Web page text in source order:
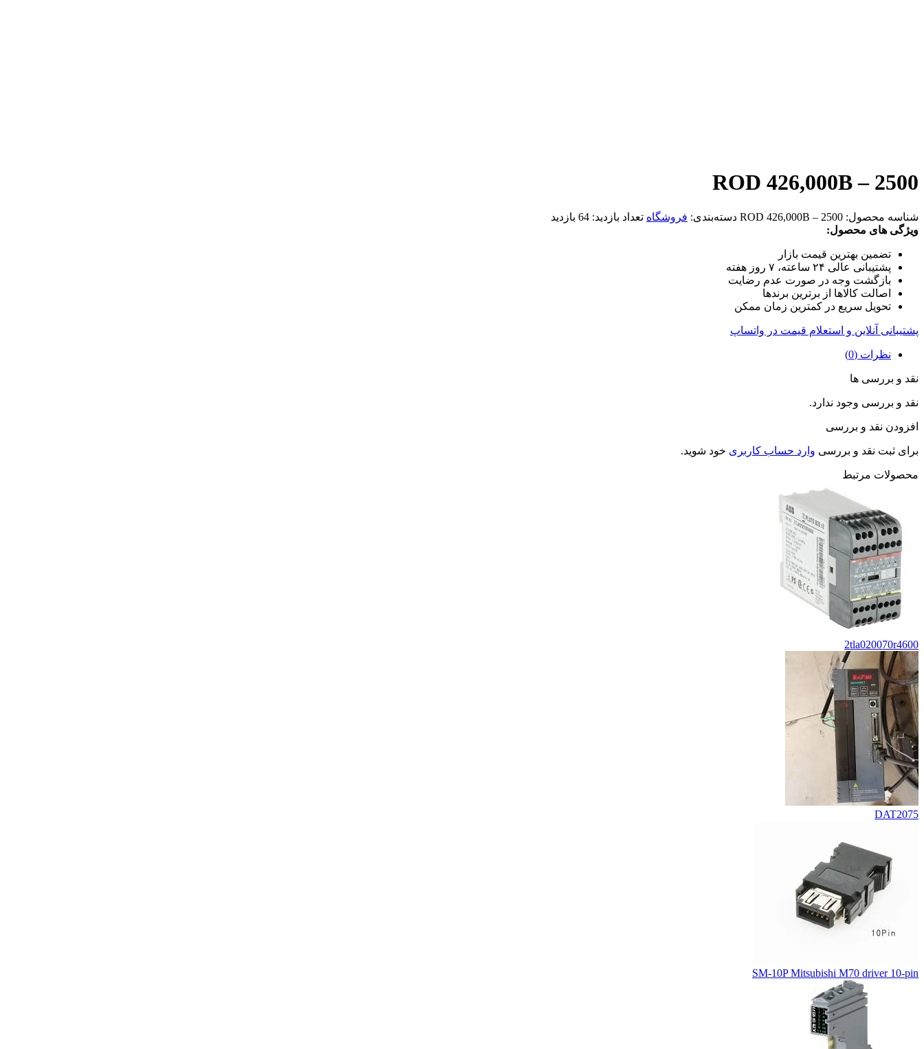
ROD 426,000B – 2500
شناسه محصول: ROD 426,000B – 2500 دسته‌بندی: فروشگاه تعداد بازدید: 64 بازدید
ویژگی های محصول:
تضمین بهترین قیمت بازار
پشتیبانی عالی ۲۴ ساعته، ۷ روز هفته
بازگشت وجه در صورت عدم رضایت
اصالت کالاها از برترین برندها
تحویل سریع در کمترین زمان ممکن
پشتیبانی آنلاین و استعلام قیمت در واتساپ
نظرات (0)
نقد و بررسی ها
نقد و بررسی وجود ندارد.
افزودن نقد و بررسی
برای ثبت نقد و بررسی وارد حساب کاربری خود شوید.
محصولات مرتبط
2tla020070r4600
DAT2075
SM-10P Mitsubishi M70 driver 10-pin